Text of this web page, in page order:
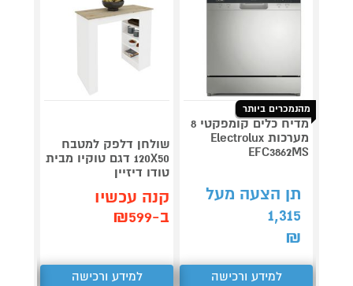
מהנמכרים ביותר
מדיח כלים קומפקטי 8
מערכות Electrolux
EFC3862MS
תן הצעה מעל
1,315
₪
למידע ורכישה
שולחן דלפק למטבח
120X50 דגם טוקיו מבית
טודו דיזיין
קנה עכשיו
ב-₪599
למידע ורכישה